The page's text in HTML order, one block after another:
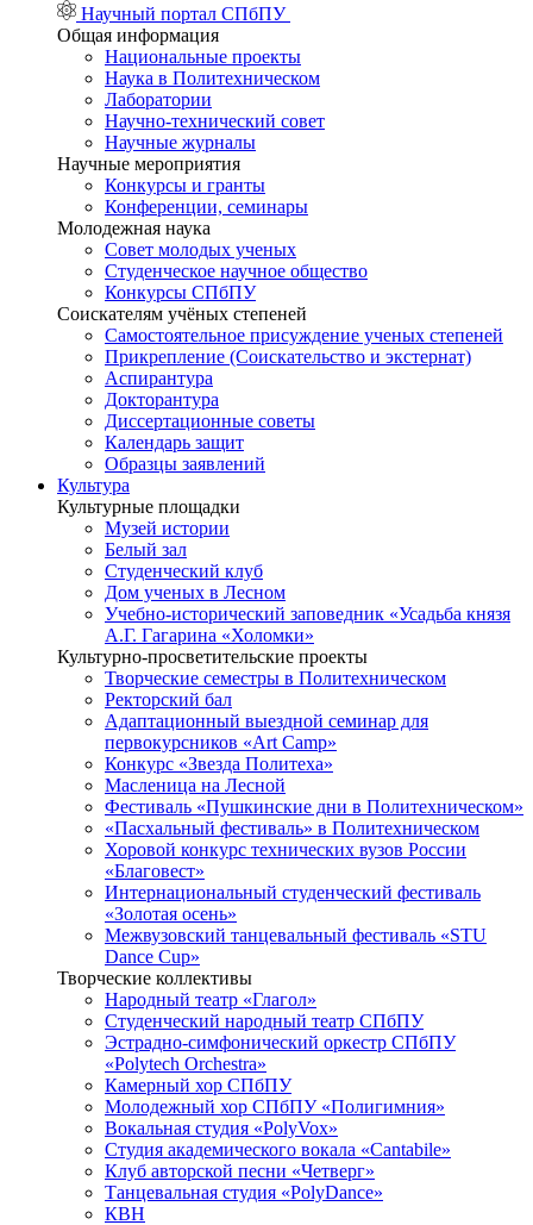
Научный портал СПбПУ
Общая информация
Национальные проекты
Наука в Политехническом
Лаборатории
Научно-технический совет
Научные журналы
Научные мероприятия
Конкурсы и гранты
Конференции, семинары
Молодежная наука
Совет молодых ученых
Студенческое научное общество
Конкурсы СПбПУ
Соискателям учёных степеней
Самостоятельное присуждение ученых степеней
Прикрепление (Соискательство и экстернат)
Аспирантура
Докторантура
Диссертационные советы
Календарь защит
Образцы заявлений
Культура
Культурные площадки
Музей истории
Белый зал
Студенческий клуб
Дом ученых в Лесном
Учебно-исторический заповедник «Усадьба князя
А.Г. Гагарина «Холомки»
Культурно-просветительские проекты
Творческие семестры в Политехническом
Ректорский бал
Адаптационный выездной семинар для
первокурсников «Art Camp»
Конкурс «Звезда Политеха»
Масленица на Лесной
Фестиваль «Пушкинские дни в Политехническом»
«Пасхальный фестиваль» в Политехническом
Хоровой конкурс технических вузов России
«Благовест»
Интернациональный студенческий фестиваль
«Золотая осень»
Межвузовский танцевальный фестиваль «STU
Dance Cup»
Творческие коллективы
Народный театр «Глагол»
Студенческий народный театр СПбПУ
Эстрадно-симфонический оркестр СПбПУ
«Polytech Orchestra»
Камерный хор СПбПУ
Молодежный хор СПбПУ «Полигимния»
Вокальная студия «PolyVox»
Студия академического вокала «Cantabile»
Клуб авторской песни «Четверг»
Танцевальная студия «PolyDance»
КВН